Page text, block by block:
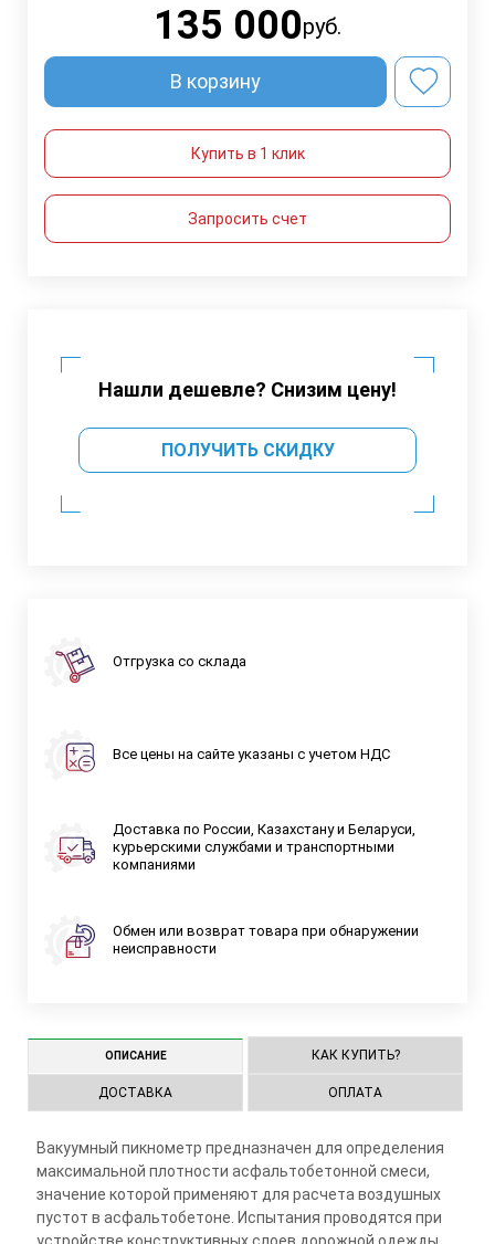
135 000руб.
В корзину
Купить в 1 клик
Запросить счет
Нашли дешевле? Снизим цену!
ПОЛУЧИТЬ СКИДКУ
Отгрузка со склада
Все цены на сайте указаны с учетом НДС
Доставка по России, Казахстану и Беларуси,
курьерскими службами и транспортными
компаниями
Обмен или возврат товара при обнаружении
неисправности
ОПИСАНИЕ КАК КУПИТЬ?
ДОСТАВКА ОПЛАТА
Вакуумный пикнометр предназначен для определения
максимальной плотности асфальтобетонной смеси,
значение которой применяют для расчета воздушных
пустот в асфальтобетоне. Испытания проводятся при
устройстве конструктивных слоев дорожной одежды